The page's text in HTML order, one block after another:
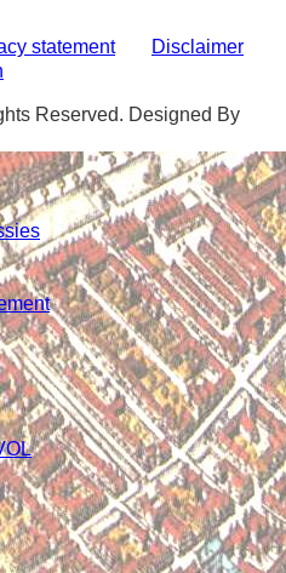
statement
Disclaimer
Reserved. Designed By